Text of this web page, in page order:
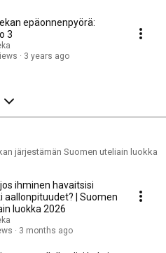
epäonnenpyörä:
3
3 years ago
järjestämän Suomen uteliain luokka
ihminen havaitsisi
aallonpituudet? | Suomen
luokka 2026
3 months ago